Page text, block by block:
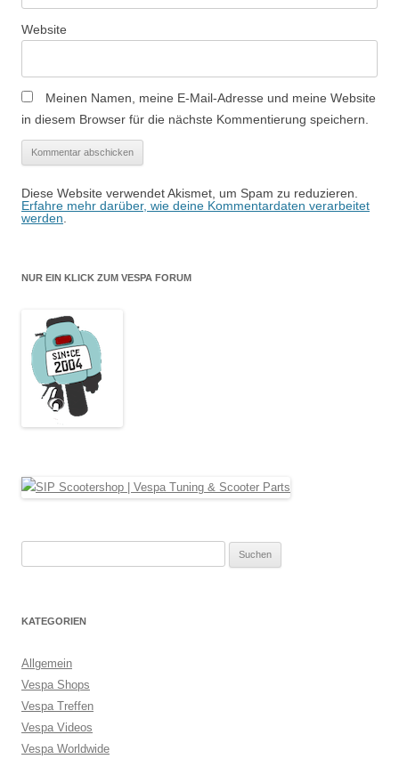
Website
Meinen Namen, meine E-Mail-Adresse und meine Website
in diesem Browser für die nächste Kommentierung speichern.
Diese Website verwendet Akismet, um Spam zu reduzieren.
Erfahre mehr darüber, wie deine Kommentardaten verarbeitet
werden.
NUR EIN KLICK ZUM VESPA FORUM
KATEGORIEN
Allgemein
Vespa Shops
Vespa Treffen
Vespa Videos
Vespa Worldwide